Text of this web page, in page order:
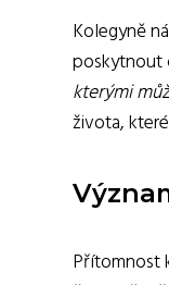
Kolegyně
poskytnout
kterými
života,
Přítomnost